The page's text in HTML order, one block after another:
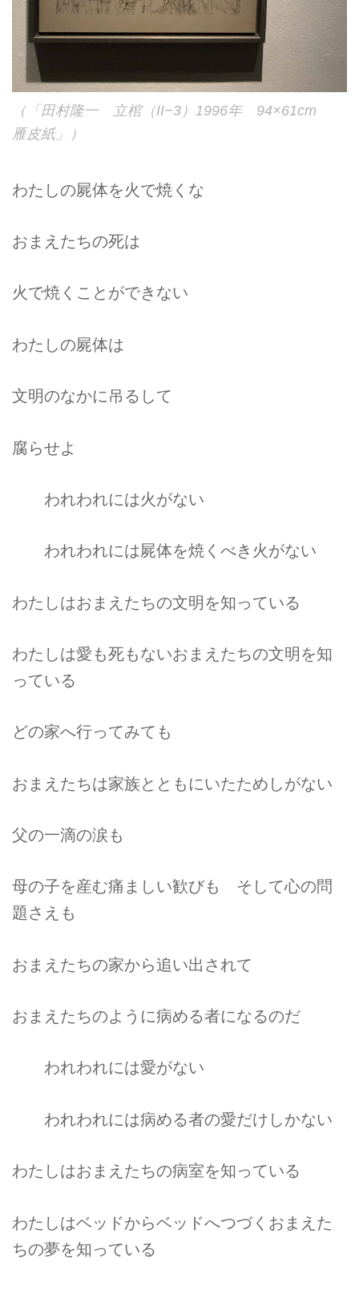
（「田村隆一 立棺（II−3）1996年 94×61cm
雁皮紙」）
わたしの屍体を火で焼くな
おまえたちの死は
火で焼くことができない
わたしの屍体は
文明のなかに吊るして
腐らせよ
われわれには火がない
われわれには屍体を焼くべき火がない
わたしはおまえたちの文明を知っている
わたしは愛も死もないおまえたちの文明を知
っている
どの家へ行ってみても
おまえたちは家族とともにいたためしがない
父の一滴の涙も
母の子を産む痛ましい歓びも そして心の問
題さえも
おまえたちの家から追い出されて
おまえたちのように病める者になるのだ
われわれには愛がない
われわれには病める者の愛だけしかない
わたしはおまえたちの病室を知っている
わたしはベッドからベッドへつづくおまえた
ちの夢を知っている